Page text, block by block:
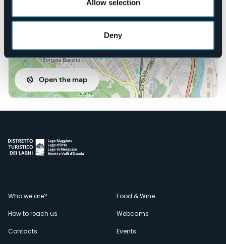
Allow selection
Deny
Open the map
Menù
secondario
Who we are?
How to reach us
Contacts
Food & Wine
Webcams
Events